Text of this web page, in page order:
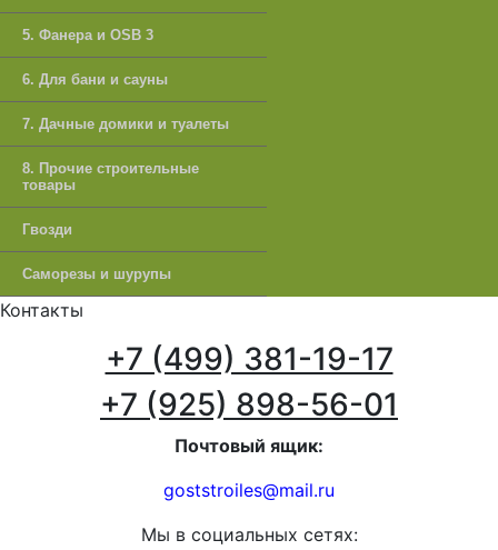
5. Фанера и OSB 3
6. Для бани и сауны
7. Дачные домики и туалеты
8. Прочие строительные
товары
Гвозди
Саморезы и шурупы
Контакты
+7 (499) 381-19-17
+7 (925) 898-56-01
Почтовый ящик:
goststroiles@mail.ru
Мы в социальных сетях: